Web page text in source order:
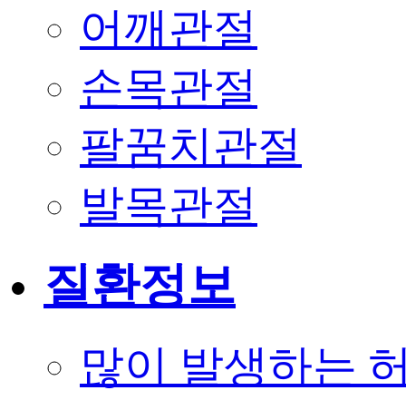
어깨관절
손목관절
팔꿈치관절
발목관절
질환정보
많이 발생하는